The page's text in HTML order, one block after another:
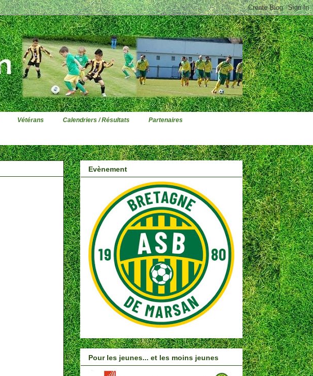
Vétérans Calendriers / Résultats Partenaires
Evènement
Pour les jeunes... et les moins jeunes